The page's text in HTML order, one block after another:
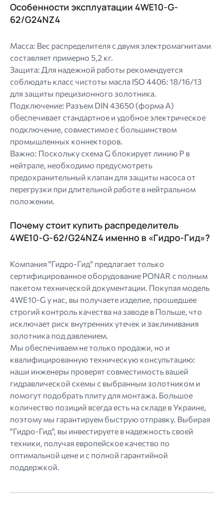
Особенности эксплуатации 4WE10-G-
62/G24NZ4
Масса: Вес распределителя с двумя электромагнитами
составляет примерно 5,2 кг.
Защита: Для надежной работы рекомендуется
соблюдать класс чистоты масла ISO 4406: 18/16/13
для защиты прецизионного золотника.
Подключение: Разъем DIN 43650 (форма A)
обеспечивает стандартное и удобное электрическое
подключение, совместимое с большинством
промышленных коннекторов.
Важно: Поскольку схема G блокирует линию P в
нейтрале, необходимо предусмотреть
предохранительный клапан для защиты насоса от
перегрузки при длительной работе в нейтральном
положении.
Почему стоит купить распределитель
4WE10-G-62/G24NZ4 именно в «Гидро-Гид»?
Компания "Гидро-Гид" предлагает только
сертифицированное оборудование PONAR с полным
пакетом технической документации. Покупая модель
4WE10-G у нас, вы получаете изделие, прошедшее
строгий контроль качества на заводе в Польше, что
исключает риск внутренних утечек и заклинивания
золотника под давлением.
Мы обеспечиваем не только продажи, но и
квалифицированную техническую консультацию:
наши инженеры проверят совместимость вашей
гидравлической схемы с выбранным золотником и
помогут подобрать плиту для монтажа. Большое
количество позиций всегда есть на складе в Украине,
поэтому мы гарантируем быструю отправку. Выбирая
"Гидро-Гид", вы инвестируете в надежность своей
техники, получая европейское качество по
оптимальной цене и с полной гарантийной
поддержкой.